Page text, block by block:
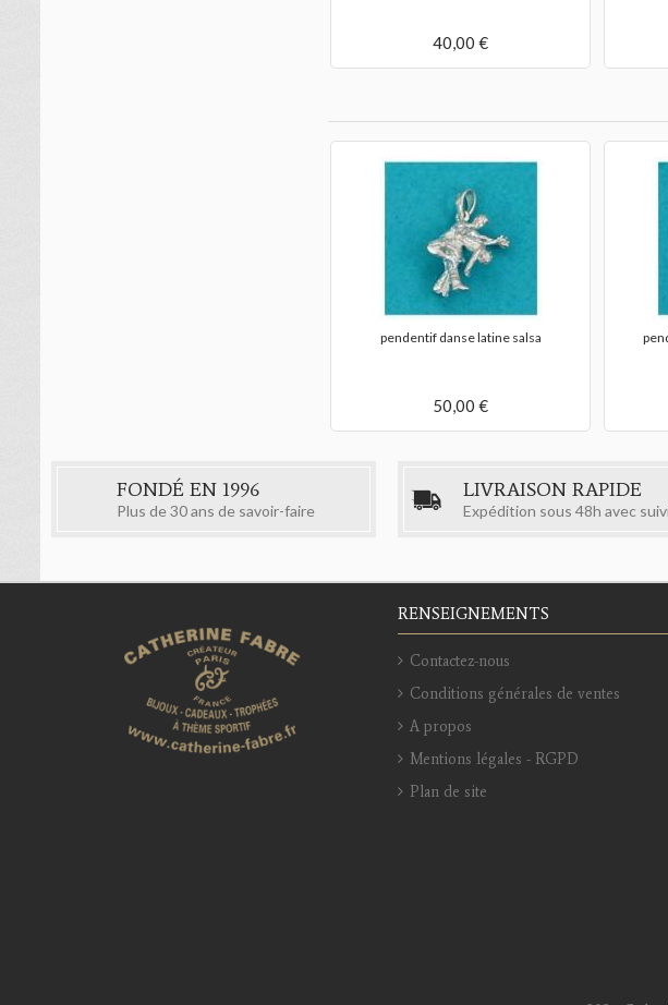
40,00 €
pendentif danse latine salsa
50,00 €
FONDÉ EN 1996
Plus de 30 ans de savoir-faire
LIVRAISON RAPIDE
Expédition sous 48h avec
RENSEIGNEMENTS
Contactez-nous
Conditions générales de ventes
A propos
Mentions légales - RGPD
Plan de site